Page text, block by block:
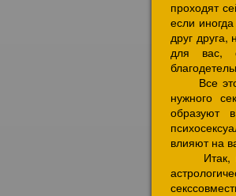
проходят
если
друг друга,
для вас,
Все это
нужного
образуют
влияют на
Итак,